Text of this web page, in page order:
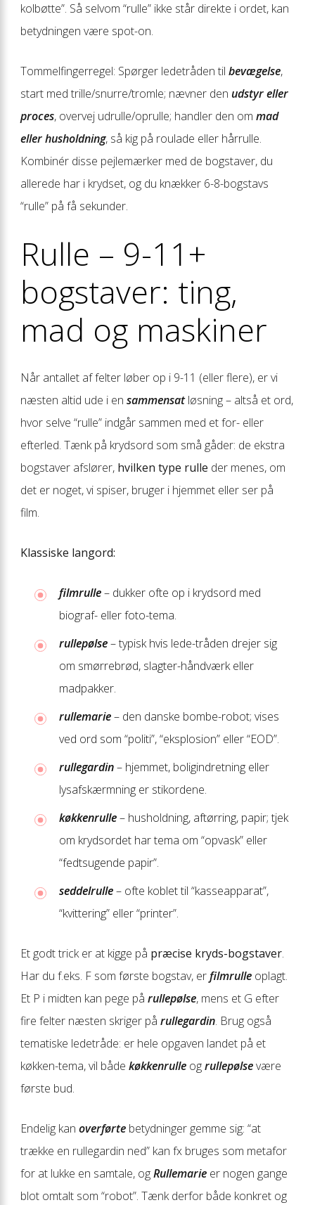
kolbøtte”. Så selvom “rulle” ikke står direkte i ordet, kan
betydningen være spot-on.
Tommelfingerregel: Spørger ledetråden til bevægelse,
start med trille/snurre/tromle; nævner den udstyr eller
proces, overvej udrulle/oprulle; handler den om mad
eller husholdning, så kig på roulade eller hårrulle.
Kombinér disse pejlemærker med de bogstaver, du
allerede har i krydset, og du knækker 6-8-bogstavs
“rulle” på få sekunder.
Rulle – 9-11+
bogstaver: ting,
mad og maskiner
Når antallet af felter løber op i 9-11 (eller flere), er vi
næsten altid ude i en sammensatløsning – altså et ord,
hvor selve “rulle” indgår sammen med et for- eller
efterled. Tænk på krydsord som små gåder: de ekstra
bogstaver afslører, hvilken type rulle der menes, om
det er noget, vi spiser, bruger i hjemmet eller ser på
film.
Klassiske langord:
filmrulle– dukker ofte op i krydsord med
biograf- eller foto-tema.
rullepølse– typisk hvis lede-tråden drejer sig
om smørrebrød, slagter-håndværk eller
madpakker.
rullemarie– den danske bombe-robot; vises
ved ord som “politi”, “eksplosion” eller “EOD”.
rullegardin– hjemmet, boligindretning eller
lysafskærmning er stikordene.
køkkenrulle– husholdning, aftørring, papir; tjek
om krydsordet har tema om “opvask” eller
“fedtsugende papir”.
seddelrulle– ofte koblet til “kasseapparat”,
“kvittering” eller “printer”.
Et godt trick er at kigge på præcise kryds-bogstaver.
Har du f.eks. F som første bogstav, erfilmrulle oplagt.
Et P i midten kan pege på rullepølse, mens et G efter
fire felter næsten skriger på rullegardin. Brug også
tematiske ledetråde: er hele opgaven landet på et
køkken-tema, vil både køkkenrulle ogrullepølsevære
første bud.
Endelig kan overførte betydninger gemme sig: “at
trække en rullegardin ned” kan fx bruges som metafor
for at lukke en samtale, ogRullemarie er nogen gange
blot omtalt som “robot”. Tænk derfor både konkret og